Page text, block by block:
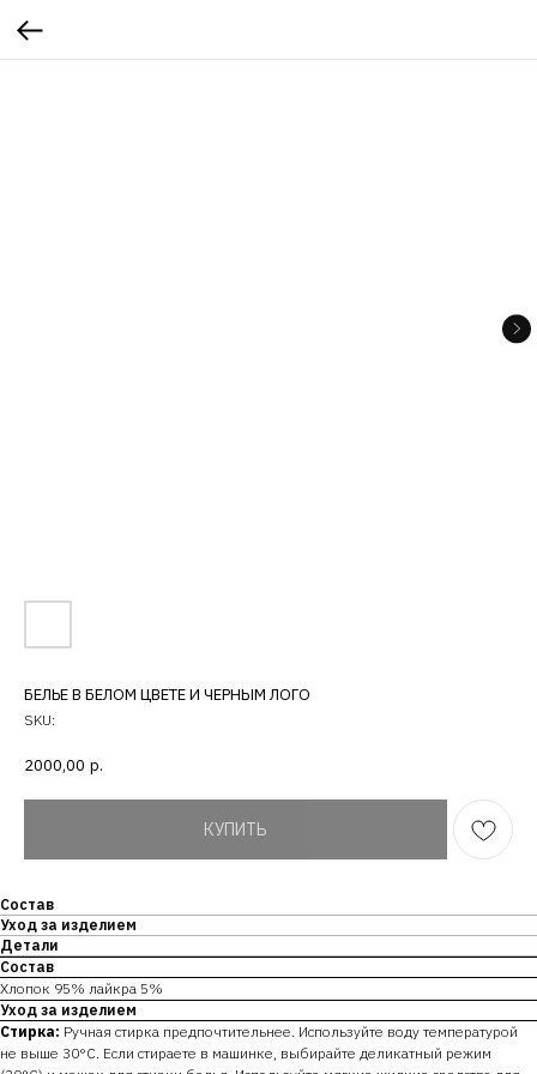
БЕЛЬЕ В БЕЛОМ ЦВЕТЕ И ЧЕРНЫМ ЛОГО
SKU:
2000,00 р.
КУПИТЬ
Состав
Уход за изделием
Детали
Состав
Хлопок 95% лайкра 5%
Уход за изделием
Стирка: Ручная стирка предпочтительнее. Используйте воду температурой
не выше 30°C. Если стираете в машинке, выбирайте деликатный режим